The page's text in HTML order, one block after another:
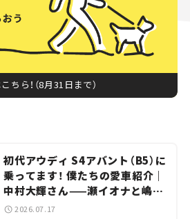
ちら！（8月31日まで）
初代アウディ S4アバント（B5）に
乗ってます！ 僕たちの愛車紹介｜
中村大輝さん——瀬イオナと嶋田
智之の「クルマでざっくばらんば
2026.07.17